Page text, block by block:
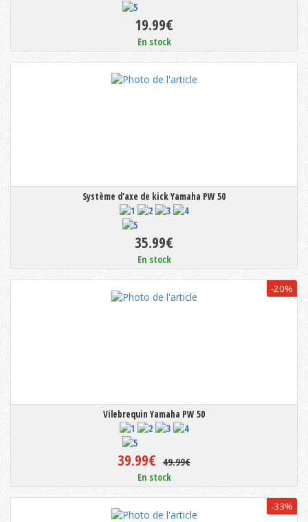
19.99€
En stock
Système d'axe de kick Yamaha PW 50
35.99€
En stock
-20%
Vilebrequin Yamaha PW 50
39.99€ 49.99€
En stock
-33%